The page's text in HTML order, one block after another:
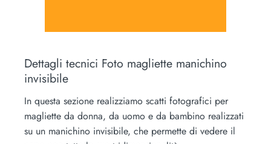
Dettagli tecnici Foto magliette manichino
invisibile
In questa sezione realizziamo scatti fotografici per
magliette da donna, da uomo e da bambino realizzati
su un manichino invisibile, che permette di vedere il